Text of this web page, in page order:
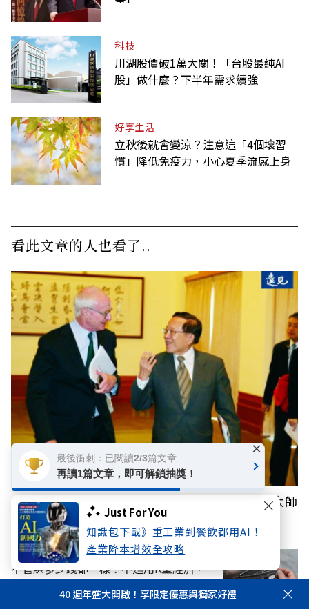
Just For You
知識包下載》重工業到餐飲都用AI！
產業降本增效全攻略
科技
川湖股價破1萬大關！「台股最純AI
股」做什麼？下半年需求續強
好享生活
立秋後就會變涼？注意這「4個壞習
慣」降低免疫力，小心夏季流感上身
看此文章的人也看了..
高希均回憶錄》曾與波特、奈伊、傅高義三位大師
共有的智慧交會
不管賺多少錢都一樣！不適用K型經濟，
調查：各種收入的Z世代都在揮霍
40 週年盛大開啟！享限定優惠與獨家好禮
最後衝刺：已閱讀2/3篇文章
再讀1篇文章，即可解鎖抽獎！
×